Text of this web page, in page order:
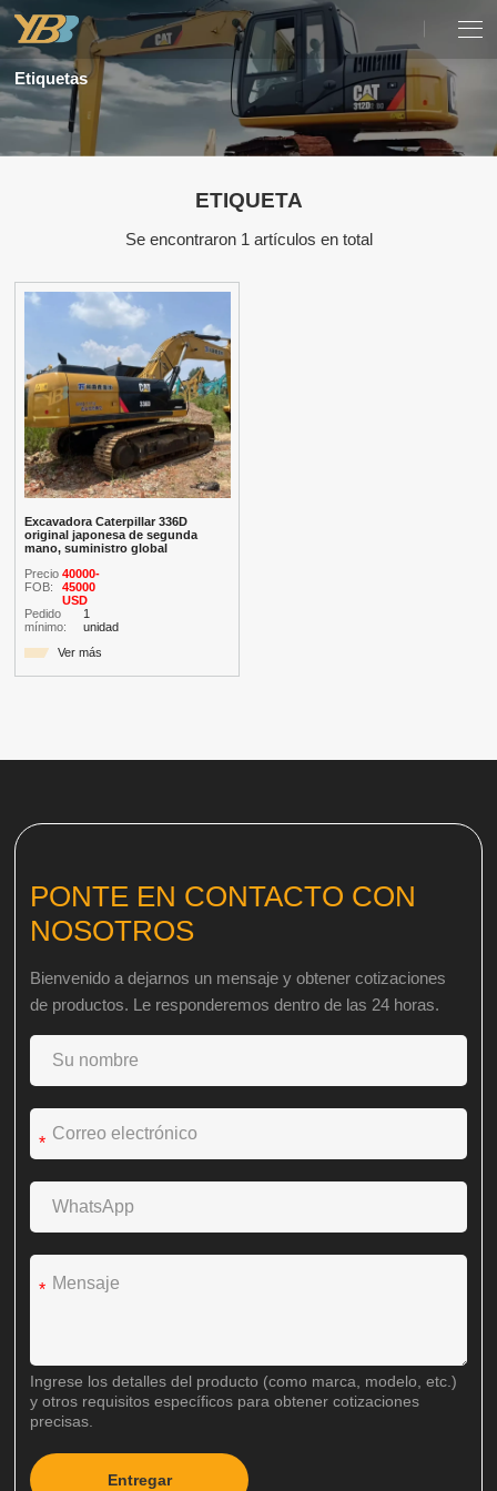
Etiquetas
ETIQUETA
Se encontraron 1 artículos en total
Excavadora Caterpillar 336D
original japonesa de segunda
mano, suministro global
Precio
FOB:
40000-
45000
USD
Pedido
mínimo:
1
unidad
Ver más
PONTE EN CONTACTO CON
NOSOTROS
Bienvenido a dejarnos un mensaje y obtener cotizaciones
de productos. Le responderemos dentro de las 24 horas.
*
*
Ingrese los detalles del producto (como marca, modelo, etc.)
y otros requisitos específicos para obtener cotizaciones
precisas.
Entregar